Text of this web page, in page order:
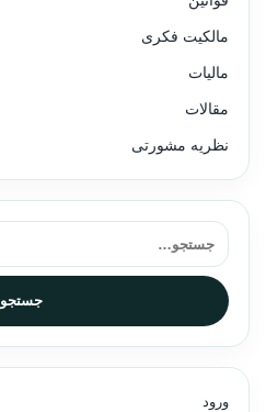
مالکیت فکری
مالیات
مقالات
نظریه مشورتی
جستجو برای:
جستجو
ورود